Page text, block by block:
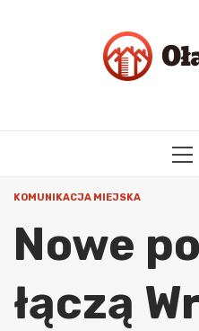
KOMUNIKACJA MIEJSKA
Nowe
łączą